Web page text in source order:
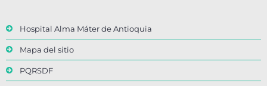
Hospital Alma Máter de Antioquia
Mapa del sitio
PQRSDF